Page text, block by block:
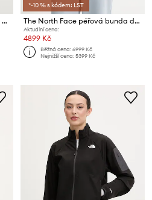
Bunda s příměsí vlny The North Face The North Face x Casentino
*-10 % s kódem: LST
The North Face péřová bunda dámská Classic Down
Aktuální cena:
4899 Kč
Běžná cena:6999 Kč
Nejnižší cena:5399 Kč